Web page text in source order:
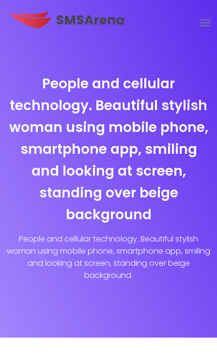
People and cellular
technology. Beautiful stylish
woman using mobile phone,
smartphone app, smiling
and looking at screen,
standing over beige
background
People and cellular technology. Beautiful stylish
woman using mobile phone, smartphone app, smiling
and looking at screen, standing over beige
background.